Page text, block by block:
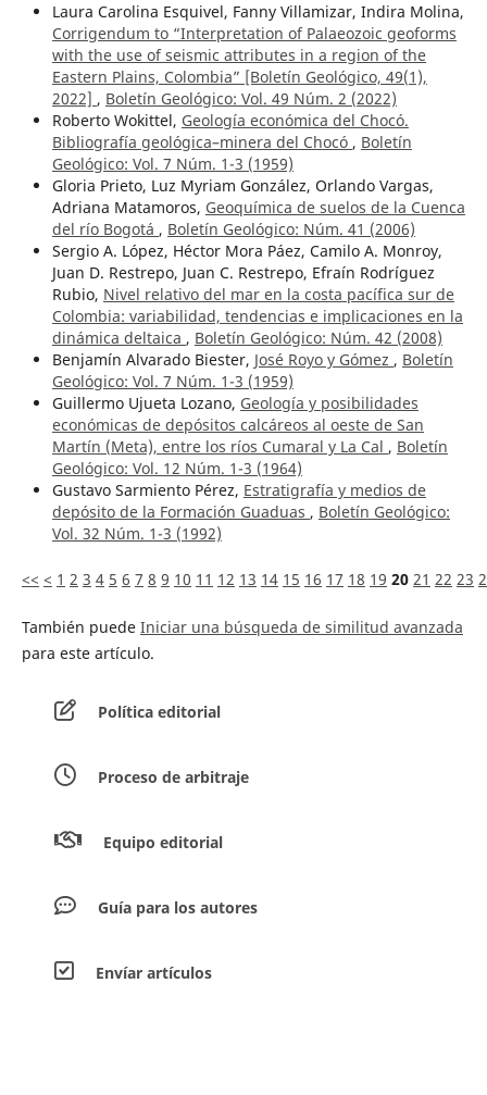
Laura Carolina Esquivel, Fanny Villamizar, Indira Molina,
Corrigendum to “Interpretation of Palaeozoic geoforms
with the use of seismic attributes in a region of the
Eastern Plains, Colombia” [Boletín Geológico, 49(1),
2022] , Boletín Geológico: Vol. 49 Núm. 2 (2022)
Roberto Wokittel, Geología económica del Chocó.
Bibliografía geológica–minera del Chocó , Boletín
Geológico: Vol. 7 Núm. 1-3 (1959)
Gloria Prieto, Luz Myriam González, Orlando Vargas,
Adriana Matamoros, Geoquímica de suelos de la Cuenca
del río Bogotá , Boletín Geológico: Núm. 41 (2006)
Sergio A. López, Héctor Mora Páez, Camilo A. Monroy,
Juan D. Restrepo, Juan C. Restrepo, Efraín Rodríguez
Rubio, Nivel relativo del mar en la costa pacífica sur de
Colombia: variabilidad, tendencias e implicaciones en la
dinámica deltaica , Boletín Geológico: Núm. 42 (2008)
Benjamín Alvarado Biester, José Royo y Gómez , Boletín
Geológico: Vol. 7 Núm. 1-3 (1959)
Guillermo Ujueta Lozano, Geología y posibilidades
económicas de depósitos calcáreos al oeste de San
Martín (Meta), entre los ríos Cumaral y La Cal , Boletín
Geológico: Vol. 12 Núm. 1-3 (1964)
Gustavo Sarmiento Pérez, Estratigrafía y medios de
depósito de la Formación Guaduas , Boletín Geológico:
Vol. 32 Núm. 1-3 (1992)
<< < 1 2 3 4 5 6 7 8 9 10 11 12 13 14 15 16 17 18 19 20 21 22 23
También puede Iniciar una búsqueda de similitud avanzada
para este artículo.
Política editorial
Proceso de arbitraje
Equipo editorial
Guía para los autores
Envíar artículos